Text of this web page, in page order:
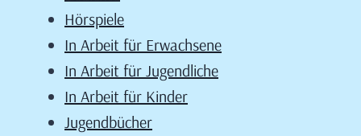
Hörspiele
In Arbeit für Erwachsene
In Arbeit für Jugendliche
In Arbeit für Kinder
Jugendbücher